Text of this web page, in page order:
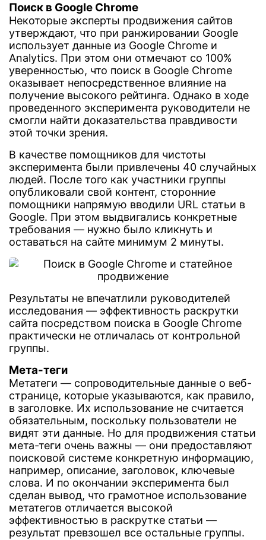
Поиск в Google Chrome
Некоторые эксперты продвижения сайтов
утверждают, что при ранжировании Google
использует данные из Google Chrome и
Analytics. При этом они отмечают со 100%
уверенностью, что поиск в Google Chrome
оказывает непосредственное влияние на
получение высокого рейтинга. Однако в ходе
проведенного эксперимента руководители не
смогли найти доказательства правдивости
этой точки зрения.
В качестве помощников для чистоты
эксперимента были привлечены 40 случайных
людей. После того как участники группы
опубликовали свой контент, сторонние
помощники напрямую вводили URL статьи в
Google. При этом выдвигались конкретные
требования — нужно было кликнуть и
оставаться на сайте минимум 2 минуты.
Результаты не впечатлили руководителей
исследования — эффективность раскрутки
сайта посредством поиска в Google Chrome
практически не отличалась от контрольной
группы.
Мета-теги
Метатеги — сопроводительные данные о веб-
странице, которые указываются, как правило,
в заголовке. Их использование не считается
обязательным, поскольку пользователи не
видят эти данные. Но для продвижения статьи
мета-теги очень важны — они предоставляют
поисковой системе конкретную информацию,
например, описание, заголовок, ключевые
слова. И по окончании эксперимента был
сделан вывод, что грамотное использование
метатегов отличается высокой
эффективностью в раскрутке статьи —
результат превзошел все остальные группы.